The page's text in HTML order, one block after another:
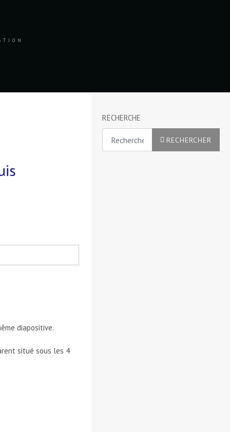
RECHERCHE
RECHERCHER
diapositive.
situé sous les 4